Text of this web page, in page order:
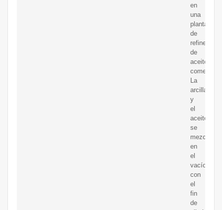
en
una
planta
de
refinería
de
aceite
La
arcilla
y
el
aceite
se
mezclan
en
el
vacío
con
el
fin
de